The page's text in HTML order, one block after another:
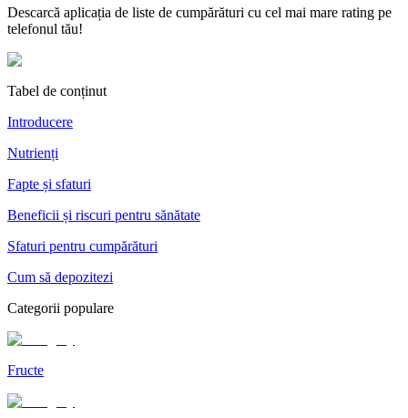
Descarcă aplicația de liste de cumpărături cu cel mai mare rating pe
telefonul tău!
Tabel de conținut
Introducere
Nutrienți
Fapte și sfaturi
Beneficii și riscuri pentru sănătate
Sfaturi pentru cumpărături
Cum să depozitezi
Categorii populare
Fructe